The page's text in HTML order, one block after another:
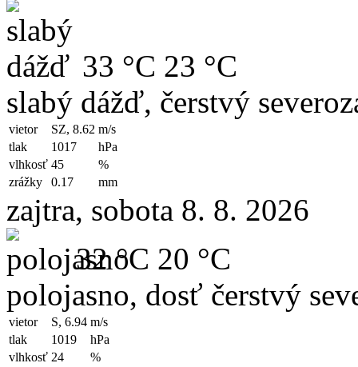
33 °C 23 °C
slabý dážď, čerstvý
vietor SZ, 8.62 m/s
tlak
1017
hPa
vlhkosť 45
%
zrážky
0.17 mm
zajtra, sobota 8. 8. 2026
32 °C 20 °C
polojasno, dosť čerstvý
vietor S, 6.94 m/s
tlak
1019
hPa
vlhkosť 24 %